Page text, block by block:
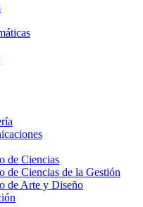
de Ciencias
de Ciencias de la Gestión
de Arte y Diseño